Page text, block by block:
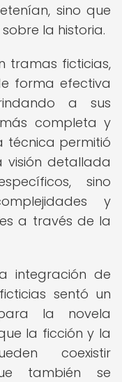
sino que
la historia.
tramas ficticias,
forma efectiva
a sus
completa y
técnica permitió
visión detallada
sino
y
a través de la
integración de
sentó un
la novela
la ficción y la
coexistir
también se